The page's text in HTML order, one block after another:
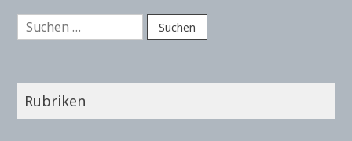
Suchen
nach:
Rubriken